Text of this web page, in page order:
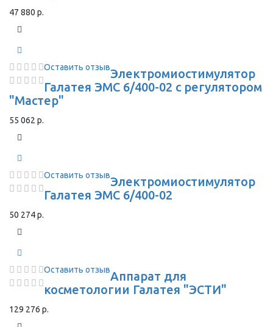
47 880 р.
Оставить отзывЭлектромиостимулятор
Галатея ЭМС 6/400-02 с регулятором
"Мастер"
55 062 р.
Оставить отзывЭлектромиостимулятор
Галатея ЭМС 6/400-02
50 274 р.
Оставить отзывАппарат для
косметологии Галатея "ЭСТИ"
129 276 р.